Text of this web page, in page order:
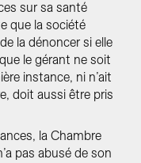
sur sa santé
que la société
la dénoncer si elle
le gérant ne soit
instance, ni n’ait
doit aussi être pris
la Chambre
pas abusé de son